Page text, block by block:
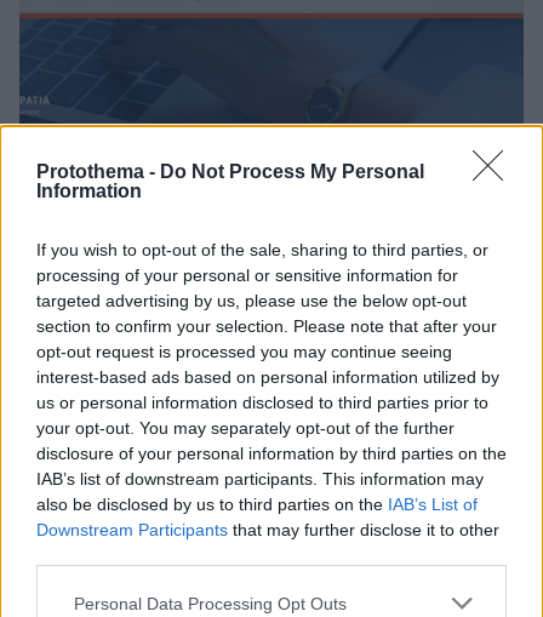
Protothema - Do Not Process My Personal
Information
If you wish to opt-out of the sale, sharing to third parties, or
processing of your personal or sensitive information for
targeted advertising by us, please use the below opt-out
section to confirm your selection. Please note that after your
opt-out request is processed you may continue seeing
interest-based ads based on personal information utilized by
us or personal information disclosed to third parties prior to
your opt-out. You may separately opt-out of the further
disclosure of your personal information by third parties on the
IAB’s list of downstream participants. This information may
also be disclosed by us to third parties on the IAB’s List of
Downstream Participants that may further disclose it to other
Please note that this website/app uses one or more Google
Personal Data Processing Opt Outs
μέσω gov.gr
Η υπηρεσία είναι ήδη διαθέσιμη στους πολίτες που
στέλνουν έγγραφα στο εξωτερικό – Αναλυτικά η
διαδικασία έκδοσης του εγγράφου
17.05.2022, 15:04